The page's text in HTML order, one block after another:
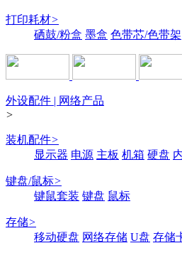
打印耗材>
硒鼓/粉盒 墨盒 色带芯/色带架
外设配件 | 网络产品
>
装机配件>
显示器 电源 主板 机箱 硬盘
键盘/鼠标>
键鼠套装 键盘 鼠标
存储>
移动硬盘 网络存储 U盘 存储